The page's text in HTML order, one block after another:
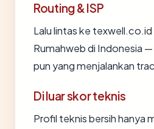
Routing & ISP
Lalu lintas ke texwell.co.id
Rumahweb di Indonesia
pun yang menjalankan
Di luar skor teknis
Profil teknis bersih hanya